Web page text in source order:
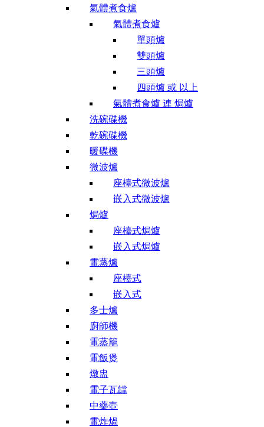
氣體煮食爐
氣體煮食爐
單頭爐
雙頭爐
三頭爐
四頭爐 或 以上
氣體煮食爐 連 焗爐
洗碗碟機
乾碗碟機
暖碟機
微波爐
座檯式微波爐
嵌入式微波爐
焗爐
座檯式焗爐
嵌入式焗爐
電蒸爐
座檯式
嵌入式
多士爐
廚師機
電蒸籠
電飯煲
燉盅
電子瓦罉
中藥壺
電炸煱